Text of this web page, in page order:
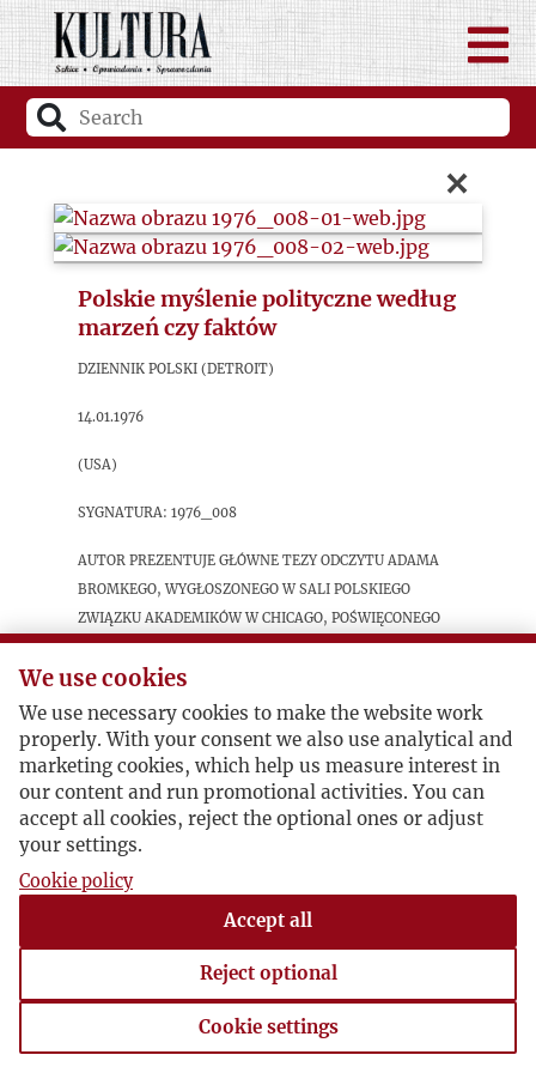
×
Polskie myślenie polityczne według
marzeń czy faktów
Dziennik Polski (Detroit)
14.01.1976
(USA)
sygnatura: 1976_008
Autor prezentuje główne tezy odczytu Adama
Bromkego, wygłoszonego w sali Polskiego
Związku Akademików w Chicago, poświęconego
politycznej analizie trzydziestu lat
powojennego świata i miejsca w nim Polski,
Postacie powiązane
Bohater: Adam Bromke
We use cookies
We use necessary cookies to make the website work
properly. With your consent we also use analytical and
marketing cookies, which help us measure interest in
our content and run promotional activities. You can
accept all cookies, reject the optional ones or adjust
your settings.
Cookie policy
Accept all
Reject optional
Cookie settings
Cookie settings